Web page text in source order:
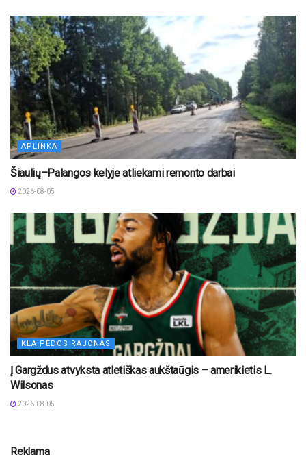
APLINKA
Šiaulių–Palangos kelyje atliekami remonto darbai
2026-08-05
KLAIPĖDOS RAJONAS
Į Gargždus atvyksta atletiškas aukštaūgis – amerikietis L.
Wilsonas
2026-08-05
Reklama